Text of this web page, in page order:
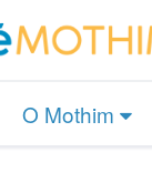
O Mothim